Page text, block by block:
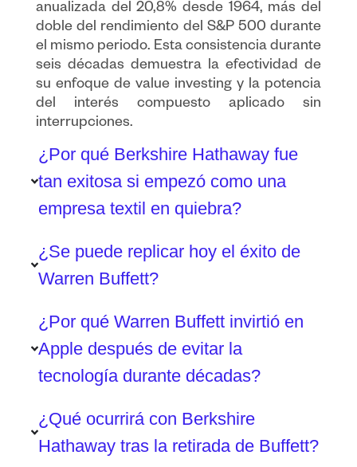
anualizada del 20,8% desde 1964, más del
doble del rendimiento del S&P 500 durante
el mismo periodo. Esta consistencia durante
seis décadas demuestra la efectividad de
su enfoque de value investing y la potencia
del interés compuesto aplicado sin
interrupciones.
¿Por qué Berkshire Hathaway fue
tan exitosa si empezó como una
empresa textil en quiebra?
¿Se puede replicar hoy el éxito de
Warren Buffett?
¿Por qué Warren Buffett invirtió en
Apple después de evitar la
tecnología durante décadas?
¿Qué ocurrirá con Berkshire
Hathaway tras la retirada de Buffett?